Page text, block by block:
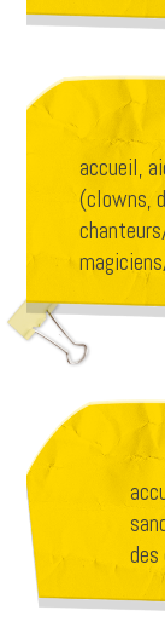
accueil,
(clowns,